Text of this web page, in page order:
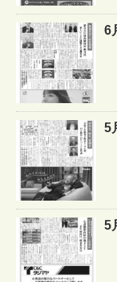
6
5
5